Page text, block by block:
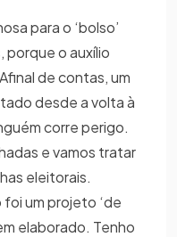
para o ‘bolso’
o auxílio
de contas, um
desde a volta à
corre perigo.
e vamos tratar
eleitorais.
um projeto ‘de
elaborado. Tenho